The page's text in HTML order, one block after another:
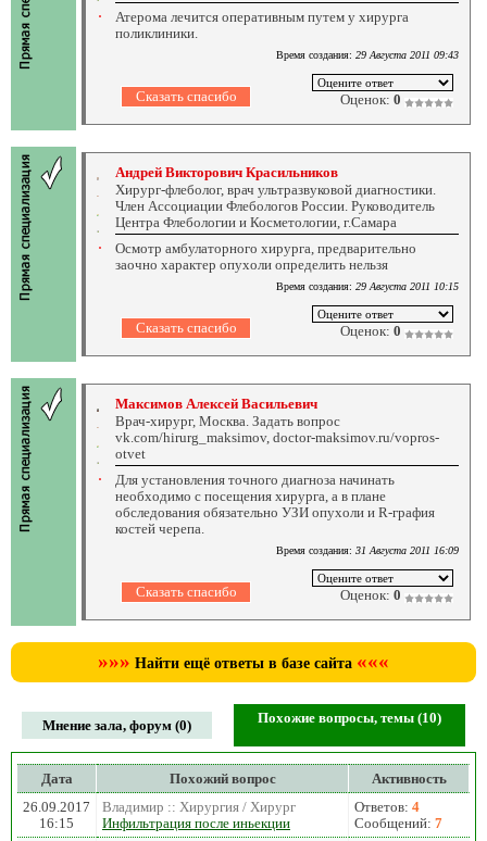
Атерома лечится оперативным путем у хирурга
поликлиники.
Время создания: 29 Августа 2011 09:43
Оценок: 0
Андрей Викторович Красильников
Хирург-флеболог, врач ультразвуковой диагностики.
Член Ассоциации Флебологов России. Руководитель
Центра Флебологии и Косметологии, г.Самара
Осмотр амбулаторного хирурга, предварительно
заочно характер опухоли определить нельзя
Время создания: 29 Августа 2011 10:15
Оценок: 0
Максимов Алексей Васильевич
Врач-хирург, Москва. Задать вопрос
vk.com/hirurg_maksimov, doctor-maksimov.ru/vopros-
otvet
Для установления точного диагноза начинать
необходимо с посещения хирурга, а в плане
обследования обязательно УЗИ опухоли и R-графия
костей черепа.
Время создания: 31 Августа 2011 16:09
Оценок: 0
»»» Найти ещё ответы в базе сайта «««
Мнение зала, форум (0) Похожие вопросы, темы (10)
Дата Похожий вопрос
Активность
26.09.2017
16:15
Владимир :: Хирургия / Хирург
Инфильтрация после иньекции
Ответов: 4
Сообщений: 7